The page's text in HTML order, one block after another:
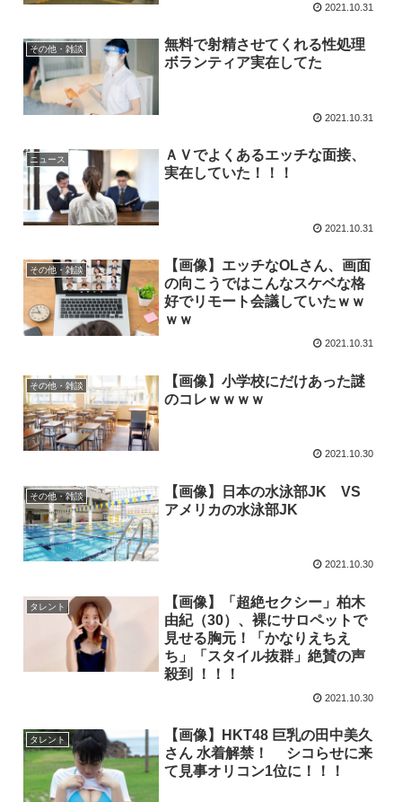
2021.10.31
その他・雑談
無料で射精させてくれる性処理
ボランティア実在してた
2021.10.31
ニュース
ＡＶでよくあるエッチな面接、
実在していた！！！
2021.10.31
その他・雑談
【画像】エッチなOLさん、画面
の向こうではこんなスケベな格
好でリモート会議していたｗｗ
ｗｗ
2021.10.31
その他・雑談
【画像】小学校にだけあった謎
のコレｗｗｗｗ
2021.10.30
その他・雑談
【画像】日本の水泳部JK VS
アメリカの水泳部JK
2021.10.30
タレント
【画像】「超絶セクシー」柏木
由紀（30）、裸にサロペットで
見せる胸元！「かなりえちえ
ち」「スタイル抜群」絶賛の声
殺到 ！！！
2021.10.30
タレント
【画像】HKT48 巨乳の田中美久
さん 水着解禁！ シコらせに来
て見事オリコン1位に！！！